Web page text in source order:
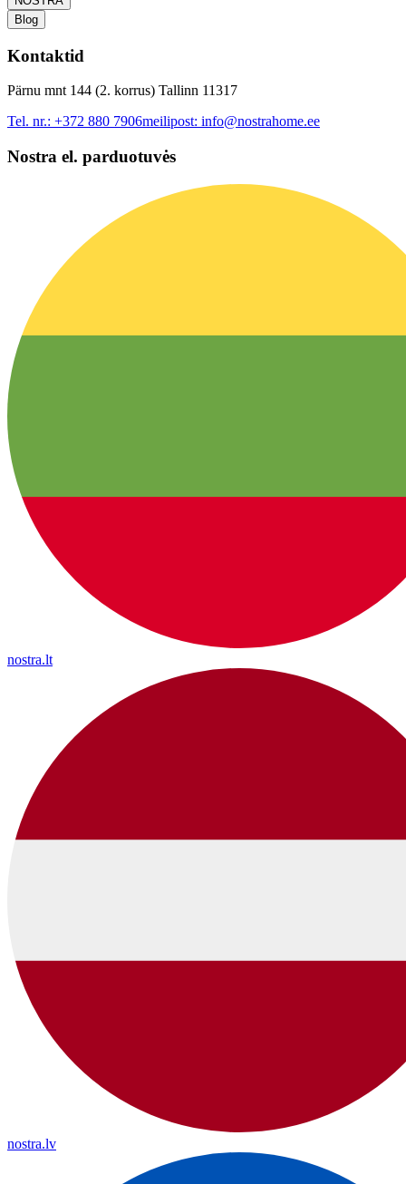
Blog
Kontaktid
Pärnu mnt 144 (2. korrus) Tallinn 11317
Tel. nr.: +372 880 7906meilipost: info@nostrahome.ee
Nostra el. parduotuvės
nostra.lt
nostra.lv